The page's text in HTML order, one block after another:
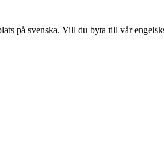
på svenska. Vill du byta till vår